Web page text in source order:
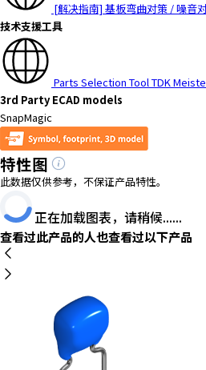
[解决指南] 基板弯曲对策 / 噪音
技术支援工具
Parts Selection Tool TDK
3rd Party ECAD models
SnapMagic
特性图
此数据仅供参考，不保证产品特性。
正在加载图表，请稍候......
查看过此产品的人也查看过以下产品